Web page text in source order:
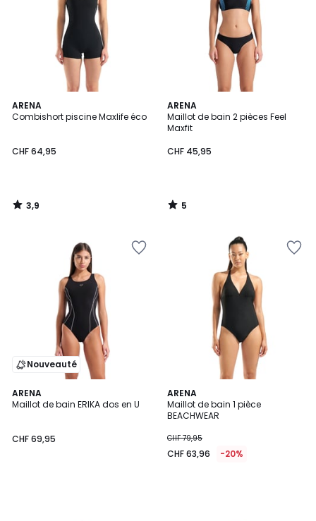
ARENA
Combishort piscine Maxlife éco
CHF 64,95
3,9
/ 5
3,9
/
ARENA
Maillot de bain 2 pièces Feel
Maxfit
CHF 45,95
5
/
5
5
/
Nouveauté
ARENA
Maillot de bain ERIKA dos en U
CHF 69,95
ARENA
Maillot de bain 1 pièce
BEACHWEAR
CHF 79,95
CHF 63,96 -20%